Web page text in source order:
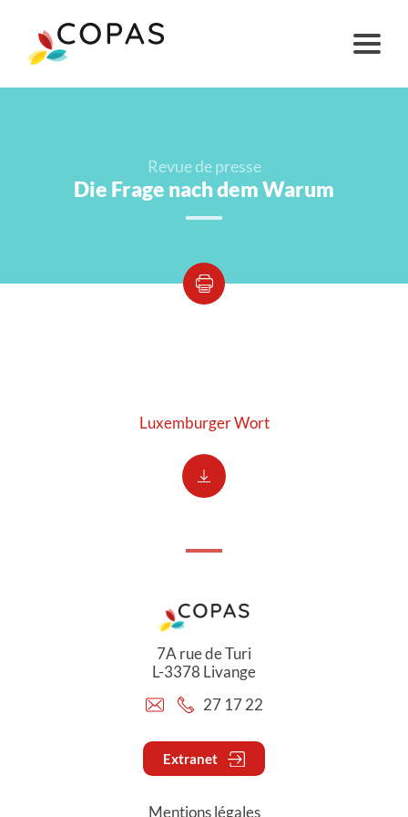
Revue de presse
Die Frage nach dem Warum
Luxemburger Wort
7A rue de Turi
L-3378 Livange
27 17 22
Extranet
Mentions légales